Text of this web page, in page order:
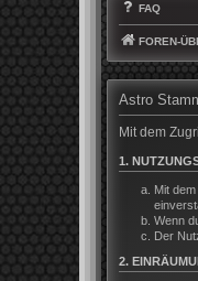
FAQ
FOREN-
Astro
Mit dem
1.
Mit
Wenn
Der
2.